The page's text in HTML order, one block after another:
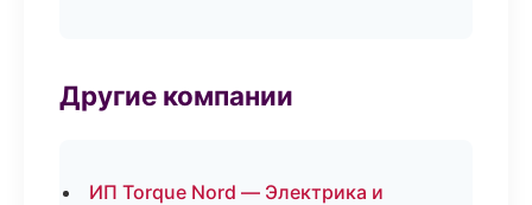
Другие компании
ИП Torque Nord — Электрика и